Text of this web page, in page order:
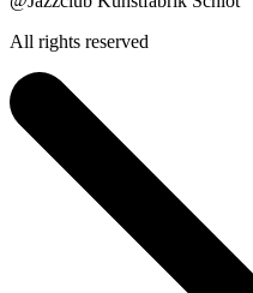
All rights reserved